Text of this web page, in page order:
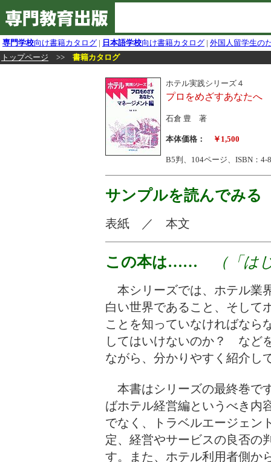
専門学校向け書籍カタログ | 日本語学校向け書籍カタログ | 外国人留学生の
トップページ >> 書籍カタログ
ホテル実践シリーズ４
プロをめざすあなたへ
石倉 豊 著
本体価格： ￥1,500
B5判、104ページ、ISBN：4-
サンプルを読んでみる
表紙 ／ 本文
この本は…… （「は
本シリーズでは、ホテル業
白い世界であること、そして
ことを知っていなければな
してはいけないのか？ など
ながら、分かりやすく紹介し
本書はシリーズの最終巻で
ばホテル経営編というべき内
でなく、トラベルエージェン
定、経営やサービスの良否の
す。また、ホテル利用者側か